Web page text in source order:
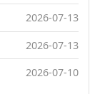
2026-07-13
2026-07-13
2026-07-10